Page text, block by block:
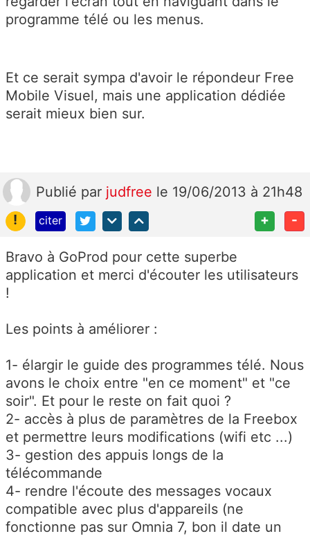
programme télé ou les menus.
Et ce serait sympa d'avoir le répondeur Free
Mobile Visuel, mais une application dédiée
serait mieux bien sur.
Publié par judfree le 19/06/2013 à 21h48
!
citer + -
Bravo à GoProd pour cette superbe
application et merci d'écouter les utilisateurs
!
Les points à améliorer :
1- élargir le guide des programmes télé. Nous
avons le choix entre "en ce moment" et "ce
soir". Et pour le reste on fait quoi ?
2- accès à plus de paramètres de la Freebox
et permettre leurs modifications (wifi etc ...)
3- gestion des appuis longs de la
télécommande
4- rendre l'écoute des messages vocaux
compatible avec plus d'appareils (ne
fonctionne pas sur Omnia 7, bon il date un